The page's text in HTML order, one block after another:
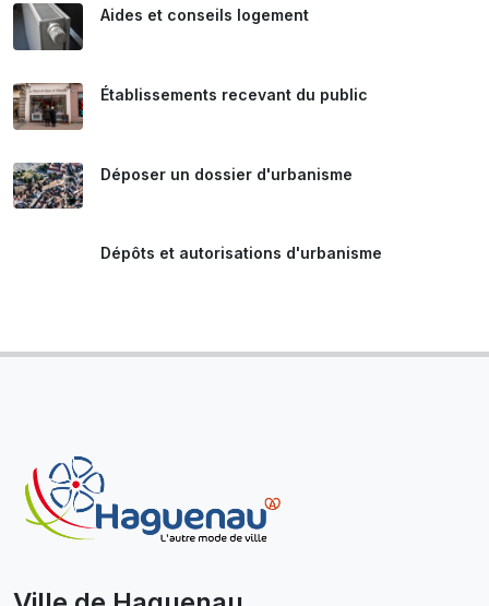
Aides et conseils logement
Établissements recevant du public
Déposer un dossier d'urbanisme
Dépôts et autorisations d'urbanisme